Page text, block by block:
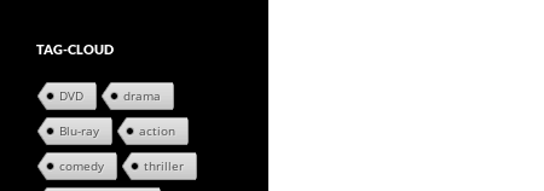
TAG-CLOUD
DVD drama
Blu-ray action
comedy thriller